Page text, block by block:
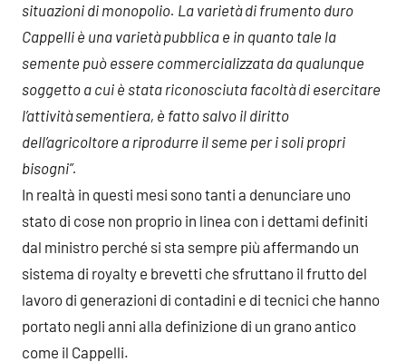
situazioni di monopolio. La varietà di frumento duro
Cappelli è una varietà pubblica e in quanto tale la
semente può essere commercializzata da qualunque
soggetto a cui è stata riconosciuta facoltà di esercitare
l’attività sementiera, è fatto salvo il diritto
dell’agricoltore a riprodurre il seme per i soli propri
bisogni”.
In realtà in questi mesi sono tanti a denunciare uno
stato di cose non proprio in linea con i dettami definiti
dal ministro perché si sta sempre più affermando un
sistema di royalty e brevetti che sfruttano il frutto del
lavoro di generazioni di contadini e di tecnici che hanno
portato negli anni alla definizione di un grano antico
come il Cappelli.